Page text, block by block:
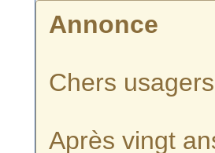
Annonce
Chers
Après vingt